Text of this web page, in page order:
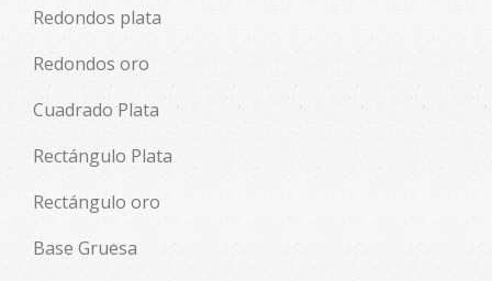
Redondos plata
Redondos oro
Cuadrado Plata
Rectángulo Plata
Rectángulo oro
Base Gruesa